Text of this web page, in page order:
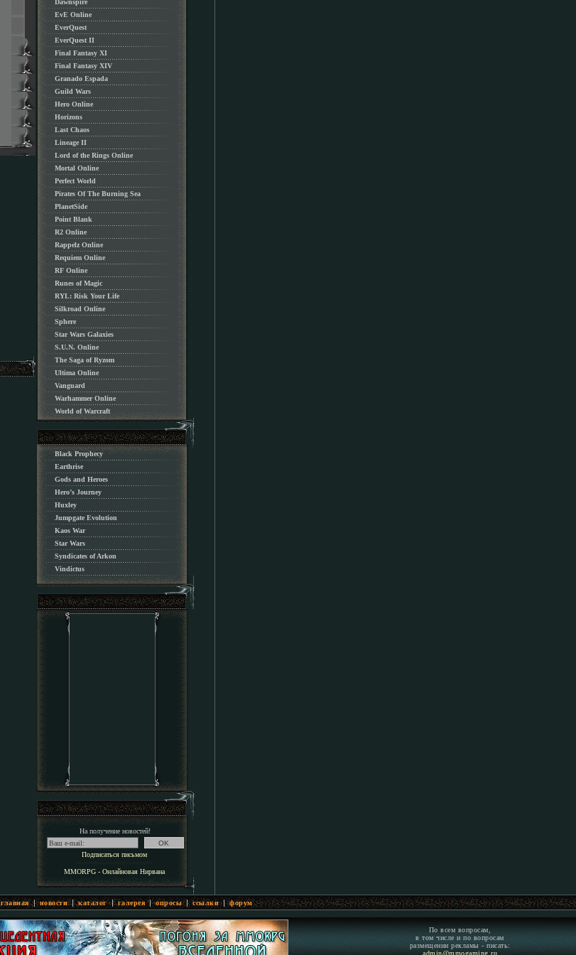
Dawnspire
EvE Online
EverQuest
EverQuest II
Final Fantasy XI
Final Fantasy XIV
Granado Espada
Guild Wars
Hero Online
Horizons
Last Chaos
Lineage II
Lord of the Rings Online
Mortal Online
Perfect World
Pirates Of The Burning Sea
PlanetSide
Point Blank
R2 Online
Rappelz Online
Requiem Online
RF Online
Runes of Magic
RYL: Risk Your Life
Silkroad Online
Sphere
Star Wars Galaxies
S.U.N. Online
The Saga of Ryzom
Ultima Online
Vanguard
Warhammer Online
World of Warcraft
Black Prophecy
Earthrise
Gods and Heroes
Hero’s Journey
Huxley
Jumpgate Evolution
Kaos War
Star Wars
Syndicates of Arkon
Vindictus
На получение новостей!
Подписаться письмом
MMORPG - Онлайновая Нирвана
главная|новости|каталог|галерея|опросы|ссылки|форум
По всем вопросам,
в том числе и по вопросам
размещении рекламы - писать:
admin@mmogaming.ru